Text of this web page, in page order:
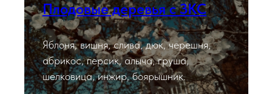
Плодовые деревья с ЗКС
Яблоня, вишня, слива, дюк, черешня,
абрикос, персик, алыча, груша,
шелковица, инжир, боярышник.